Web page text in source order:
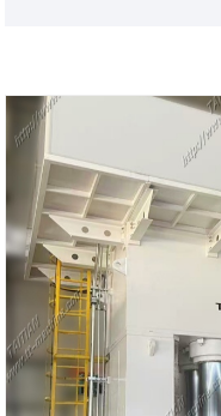
लीड वेळ: 4-5 महिने